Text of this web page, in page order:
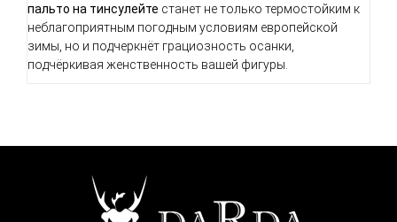
пальто на тинсулейте станет не только термостойким к
неблагоприятным погодным условиям европейской
зимы, но и подчеркнёт грациозность осанки,
подчёркивая женственность вашей фигуры.